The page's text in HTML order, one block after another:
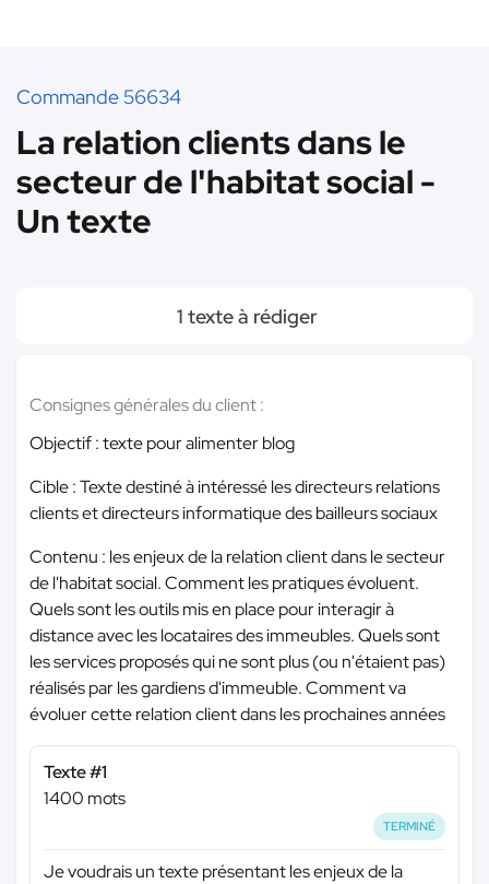
Commande 56634
La relation clients dans le
secteur de l'habitat social -
Un texte
1 texte à rédiger
Consignes générales du client :
Objectif : texte pour alimenter blog
Cible : Texte destiné à intéressé les directeurs relations
clients et directeurs informatique des bailleurs sociaux
Contenu : les enjeux de la relation client dans le secteur
de l'habitat social. Comment les pratiques évoluent.
Quels sont les outils mis en place pour interagir à
distance avec les locataires des immeubles. Quels sont
les services proposés qui ne sont plus (ou n'étaient pas)
réalisés par les gardiens d'immeuble. Comment va
évoluer cette relation client dans les prochaines années
Texte #1
1400 mots
TERMINÉ
Je voudrais un texte présentant les enjeux de la